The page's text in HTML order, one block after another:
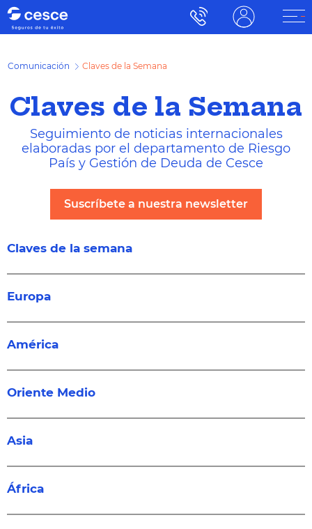
Comunicación Claves de la Semana
Claves de la Semana
Seguimiento de noticias internacionales
elaboradas por el departamento de Riesgo
País y Gestión de Deuda de Cesce
Suscríbete a nuestra newsletter
Claves de la semana
Europa
América
Oriente Medio
Asia
África